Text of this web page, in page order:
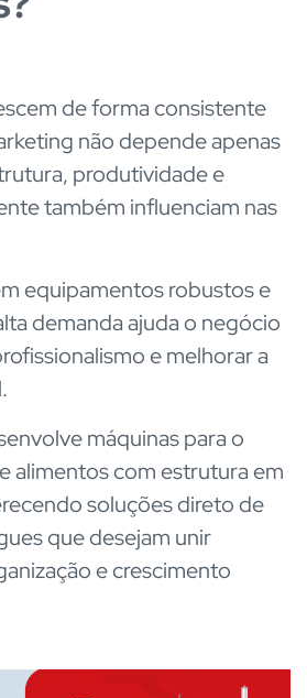
de forma consistente
não depende apenas
produtividade e
também influenciam nas
equipamentos robustos e
demanda ajuda o negócio
e melhorar a
máquinas para o
alimentos com estrutura em
soluções direto de
que desejam unir
e crescimento